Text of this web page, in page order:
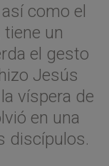
como el
tiene un
el gesto
Jesús
víspera de
en una
discípulos.